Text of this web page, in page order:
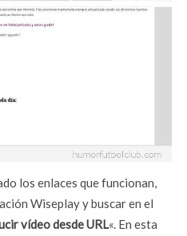
los enlaces que funcionan,
Wiseplay y buscar en el
vídeo desde URL «. En esta